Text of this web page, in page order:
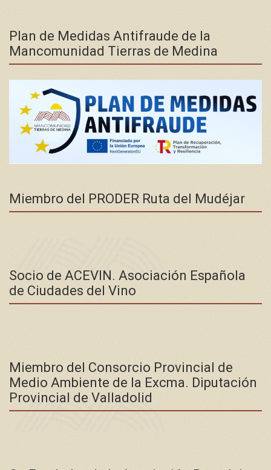
Plan de Medidas Antifraude de la
Mancomunidad Tierras de Medina
Miembro del PRODER Ruta del Mudéjar
Socio de ACEVIN. Asociación Española
de Ciudades del Vino
Miembro del Consorcio Provincial de
Medio Ambiente de la Excma. Diputación
Provincial de Valladolid